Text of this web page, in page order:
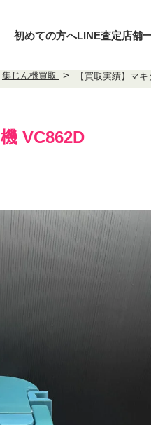
初めての方へLINE査定店舗
集じん機買取 【買取実績】マ
VC862D